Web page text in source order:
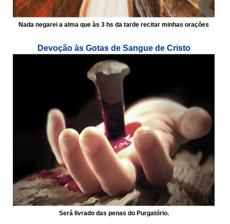
Nada negarei a alma que às 3 hs da tarde recitar minhas orações
Devoção às Gotas de Sangue de Cristo
Será livrado das penas do Purgatório.